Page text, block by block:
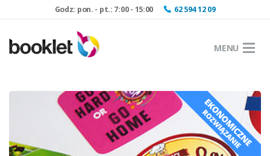
Godz: pon. - pt.: 7:00 - 15:00 62 594 12 09
MENU